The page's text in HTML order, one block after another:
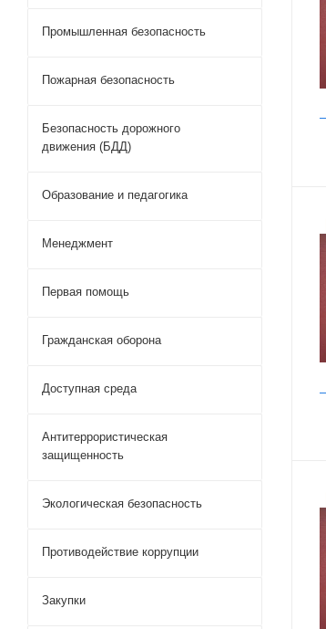
Промышленная безопасность
Пожарная безопасность
Безопасность дорожного
движения (БДД)
Образование и педагогика
Менеджмент
Первая помощь
Гражданская оборона
Доступная среда
Антитеррористическая
защищенность
Экологическая безопасность
Противодействие коррупции
Закупки